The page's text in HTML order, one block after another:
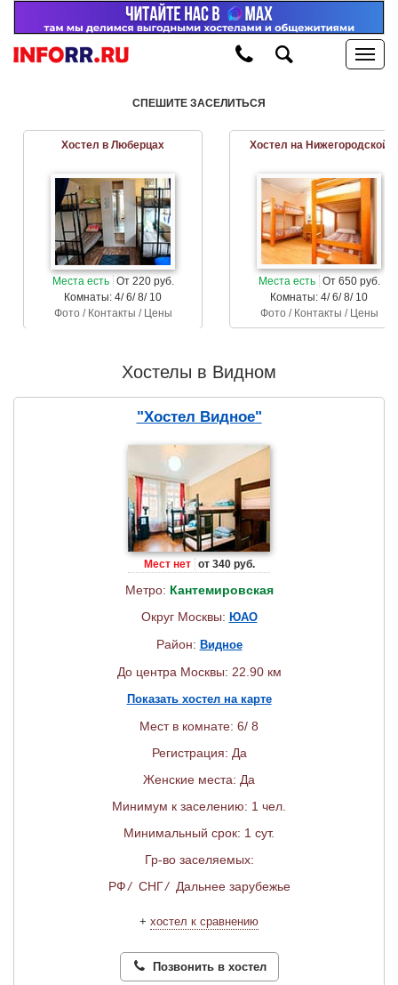
СПЕШИТЕ ЗАСЕЛИТЬСЯ
Хостел в Люберцах
Места есть От 220 руб.
Комнаты: 4/ 6/ 8/ 10
Фото / Контакты / Цены
Хостел на Нижегородской
Места есть От 650 руб.
Комнаты: 4/ 6/ 8/ 10
Фото / Контакты / Цены
Хостелы в Видном
"Хостел Видное"
Мест нет от 340 руб.
Метро: Кантемировская
Округ Москвы: ЮАО
Район: Видное
До центра Москвы: 22.90 км
Показать хостел на карте
Мест в комнате: 6/ 8
Регистрация: Да
Женские места: Да
Минимум к заселению: 1 чел.
Минимальный срок: 1 сут.
Гр-во заселяемых:
РФ/ СНГ/ Дальнее зарубежье
+ хостел к сравнению
Позвонить в хостел